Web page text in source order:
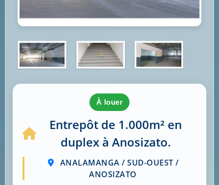
à louer
Entrepôt de 1.000m² en
duplex à Anosizato.
ANALAMANGA / SUD-OUEST /
ANOSIZATO